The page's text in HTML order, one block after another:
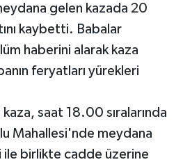
gelen kazada 20
kaybetti. Babalar
haberini alarak kaza
feryatları yürekleri
saat 18.00 sıralarında
Mahallesi'nde meydana
birlikte cadde üzerine